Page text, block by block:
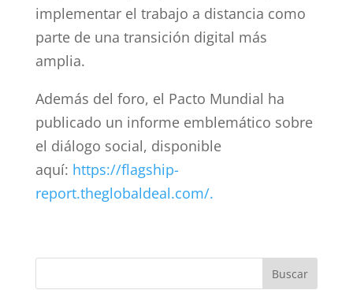
implementar el trabajo a distancia como
parte de una transición digital más
amplia.
Además del foro, el Pacto Mundial ha
publicado un informe emblemático sobre
el diálogo social, disponible
aquí: https://flagship-
report.theglobaldeal.com/.